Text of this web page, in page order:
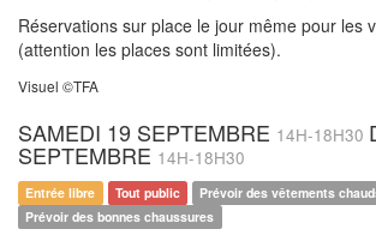
Réservations sur place le jour même pour les
(attention les places sont limitées).
Visuel ©TFA
SAMEDI 19 SEPTEMBRE 14H-18H30
SEPTEMBRE 14H-18H30
Entrée libre Tout public
Prévoir des vêtements
Prévoir des bonnes chaussures